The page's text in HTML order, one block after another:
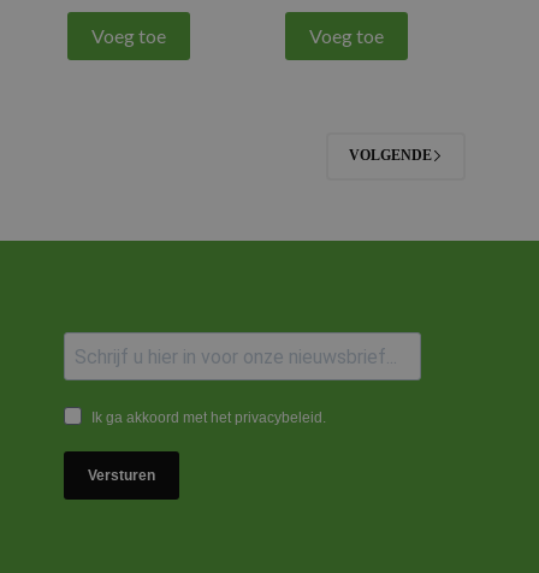
Voeg toe Voeg toe
VOLGENDE
Ik ga akkoord met het privacybeleid.
Versturen